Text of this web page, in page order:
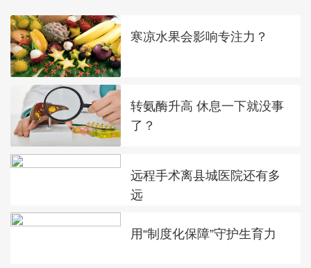
寒凉水果会影响专注力？
转氨酶升高 休息一下就没事
了？
远程手术离县城医院还有多
远
用“制度化保障”守护生育力